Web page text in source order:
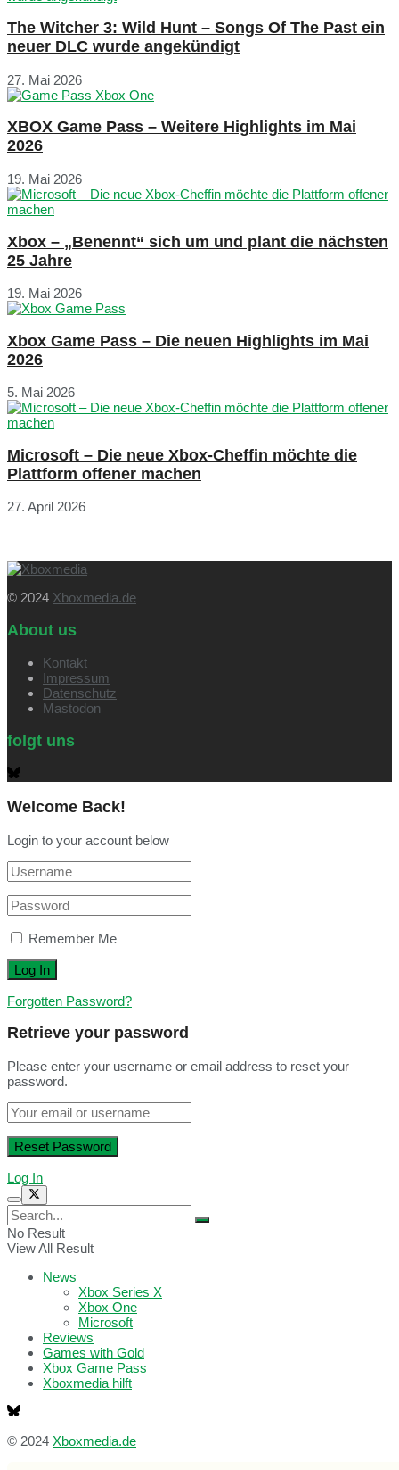
The Witcher 3: Wild Hunt – Songs Of The Past ein
neuer DLC wurde angekündigt
27. Mai 2026
XBOX Game Pass – Weitere Highlights im Mai
2026
19. Mai 2026
Xbox – „Benennt“ sich um und plant die nächsten
25 Jahre
19. Mai 2026
Xbox Game Pass – Die neuen Highlights im Mai
2026
5. Mai 2026
Microsoft – Die neue Xbox-Cheffin möchte die
Plattform offener machen
27. April 2026
© 2024 Xboxmedia.de
About us
Kontakt
Impressum
Datenschutz
Mastodon
folgt uns
Welcome Back!
Login to your account below
Remember Me
Forgotten Password?
Retrieve your password
Please enter your username or email address to reset your
password.
Log In
No Result
View All Result
News
Xbox Series X
Xbox One
Microsoft
Reviews
Games with Gold
Xbox Game Pass
Xboxmedia hilft
© 2024 Xboxmedia.de